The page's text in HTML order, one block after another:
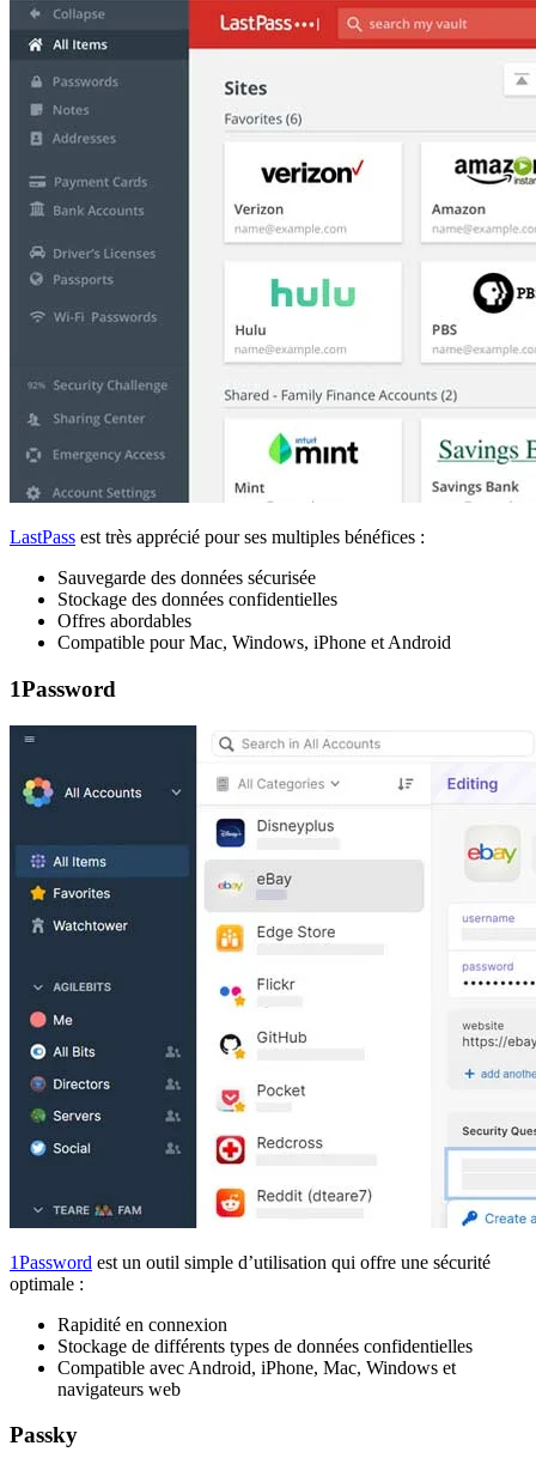
LastPass est très apprécié pour ses multiples bénéfices :
Sauvegarde des données sécurisée
Stockage des données confidentielles
Offres abordables
Compatible pour Mac, Windows, iPhone et Android
1Password
1Password est un outil simple d’utilisation qui offre une sécurité
optimale :
Rapidité en connexion
Stockage de différents types de données confidentielles
Compatible avec Android, iPhone, Mac, Windows et
navigateurs web
Passky